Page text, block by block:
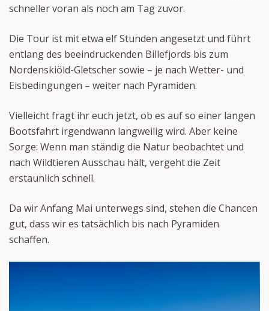
schneller voran als noch am Tag zuvor.
Die Tour ist mit etwa elf Stunden angesetzt und führt
entlang des beeindruckenden Billefjords bis zum
Nordenskiöld-Gletscher sowie – je nach Wetter- und
Eisbedingungen – weiter nach Pyramiden.
Vielleicht fragt ihr euch jetzt, ob es auf so einer langen
Bootsfahrt irgendwann langweilig wird. Aber keine
Sorge: Wenn man ständig die Natur beobachtet und
nach Wildtieren Ausschau hält, vergeht die Zeit
erstaunlich schnell.
Da wir Anfang Mai unterwegs sind, stehen die Chancen
gut, dass wir es tatsächlich bis nach Pyramiden
schaffen.